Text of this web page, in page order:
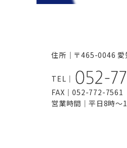
住所｜〒465-0046
TEL｜
FAX｜052-772-7561
営業時間｜平日8時～